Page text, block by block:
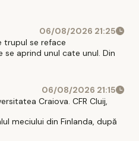
06/08/2026 21:25
trupul se reface
se aprind unul cate unul. Din
06/08/2026 21:15
Craiova. CFR Cluij,
meciului din Finlanda, după